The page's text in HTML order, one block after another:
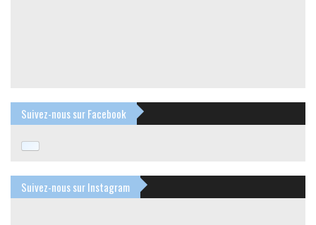
Suivez-nous sur Facebook
Suivez-nous sur Instagram